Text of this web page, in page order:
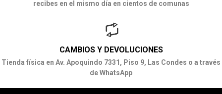
recibes en el mismo día en cientos de comunas
CAMBIOS Y DEVOLUCIONES
Tienda física en Av. Apoquindo 7331, Piso 9, Las Condes o a través
de WhatsApp